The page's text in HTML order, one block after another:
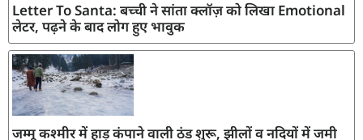
Letter To Santa: बच्ची ने सांता क्लॉज़ को लिखा Emotional
लेटर, पढ़ने के बाद लोग हुए भावुक
जम्मू कश्मीर में हाड़ कंपाने वाली ठंड शुरू, झीलों व नदियों में जमी